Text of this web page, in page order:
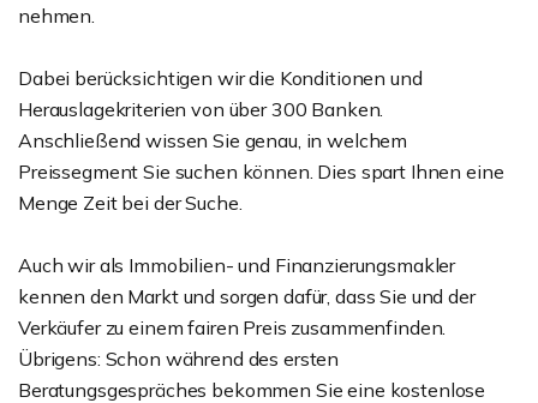
nehmen.
Dabei berücksichtigen wir die Konditionen und
Herauslagekriterien von über 300 Banken.
Anschließend wissen Sie genau, in welchem
Preissegment Sie suchen können. Dies spart Ihnen eine
Menge Zeit bei der Suche.
Auch wir als Immobilien- und Finanzierungsmakler
kennen den Markt und sorgen dafür, dass Sie und der
Verkäufer zu einem fairen Preis zusammenfinden.
Übrigens: Schon während des ersten
Beratungsgespräches bekommen Sie eine kostenlose